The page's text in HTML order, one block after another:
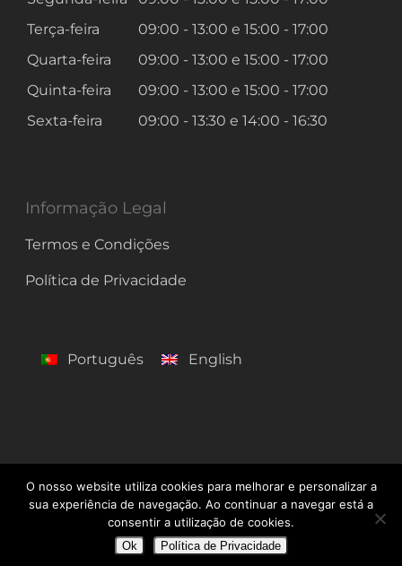
Terça-feira
09:00 - 13:00 e 15:00 - 17:00
Quarta-feira
09:00 - 13:00 e 15:00 - 17:00
Quinta-feira
09:00 - 13:00 e 15:00 - 17:00
Sexta-feira
09:00 - 13:30 e 14:00 - 16:30
Informação Legal
Termos e Condições
Política de Privacidade
Português English
© 2026 Centro de Línguas de Lagos. Todos os Direitos
O nosso website utiliza cookies para melhorar e personalizar a
sua experiência de navegação. Ao continuar a navegar está a
consentir a utilização de cookies.
Ok Política de Privacidade